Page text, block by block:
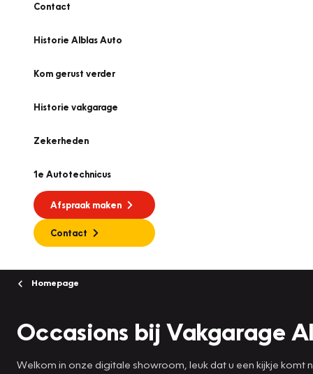
Contact
Historie Alblas Auto
Kom gerust verder
Historie vakgarage
Zekerheden
1e Autotechnicus
Afspraak maken
Contact
Homepage
Occasions bij Vakgarage
Welkom in onze digitale showroom, leuk dat u een kijkje komt